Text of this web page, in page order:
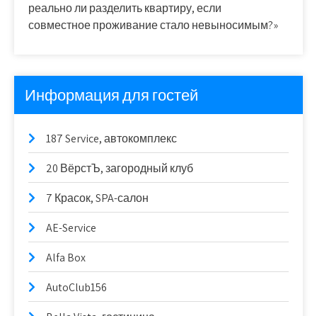
реально ли разделить квартиру, если
совместное проживание стало невыносимым?»
Информация для гостей
187 Service, автокомплекс
20 ВёрстЪ, загородный клуб
7 Красок, SPA-салон
AE-Service
Alfa Box
AutoClub156